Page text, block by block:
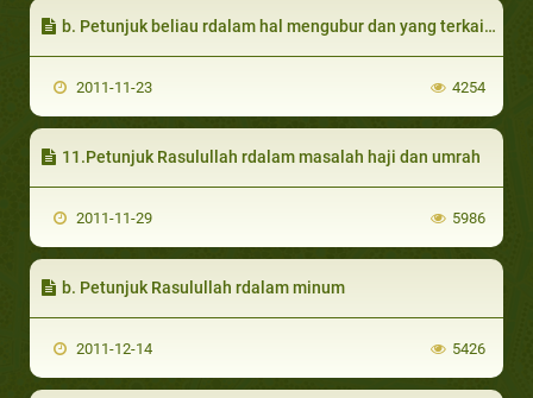
b. Petunjuk beliau rdalam hal mengubur dan yang terkait denganya
2011-11-23 4254
11.Petunjuk Rasulullah rdalam masalah haji dan umrah
2011-11-29 5986
b. Petunjuk Rasulullah rdalam minum
2011-12-14 5426